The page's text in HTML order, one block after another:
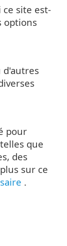
site est-
options
d'autres
pour
que
des
sur ce
.